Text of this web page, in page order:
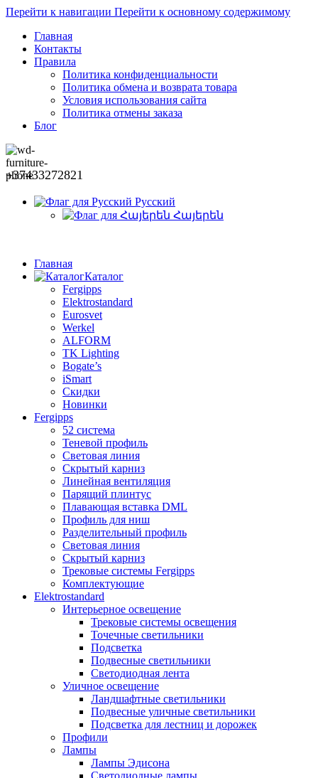
Перейти к навигации Перейти к основному содержимому
Главная
Контакты
Правила
Политика конфиденциальности
Политика обмена и возврата товара
Условия использования сайта
Политика отмены заказа
Блог
+37433272821
Русский
Հայերեն
Главная
Каталог
Fergipps
Elektrostandard
Eurosvet
Werkel
ALFORM
TK Lighting
Bogate’s
iSmart
Скидки
Новинки
Fergipps
52 система
Теневой профиль
Световая линия
Скрытый карниз
Линейная вентиляция
Парящий плинтус
Плавающая вставка DML
Профиль для ниш
Разделительный профиль
Световая линия
Скрытый карниз
Трековые системы Fergipps
Комплектующие
Elektrostandard
Интерьерное освещение
Трековые системы освещения
Точечные светильники
Подсветка
Подвесные светильники
Светодиодная лента
Уличное освещение
Ландшафтные светильники
Подвесные уличные светильники
Подсветка для лестниц и дорожек
Профили
Лампы
Лампы Эдисона
Светодиодные лампы